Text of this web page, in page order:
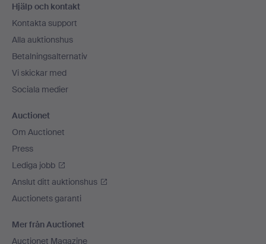
Hjälp och kontakt
Kontakta support
Alla auktionshus
Betalningsalternativ
Vi skickar med
Sociala medier
Auctionet
Om Auctionet
Press
Lediga jobb
Anslut ditt auktionshus
Auctionets garanti
Mer från Auctionet
Auctionet Magazine